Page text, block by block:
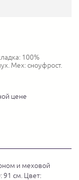
100%
Мех: сноуфрост.
цене
и меховой
91 см. Цвет: